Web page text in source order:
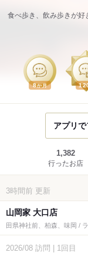
食べ歩き、飲み歩きが好
8か月
アプリ
1,382
行ったお店
3時間前 更新
山岡家 大口店
田県神社前、柏森、味岡 /
2026/08 訪問 1回目